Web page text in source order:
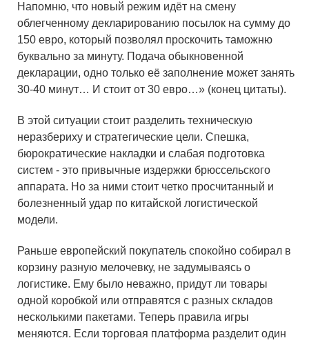
Напомню, что новый режим идёт на смену
облегченному декларированию посылок на сумму до
150 евро, который позволял проскочить таможню
буквально за минуту. Подача обыкновенной
декларации, одно только её заполнение может занять
30-40 минут… И стоит от 30 евро…» (конец цитаты).
В этой ситуации стоит разделить техническую
неразбериху и стратегические цели. Спешка,
бюрократические накладки и слабая подготовка
систем - это привычные издержки брюссельского
аппарата. Но за ними стоит четко просчитанный и
болезненный удар по китайской логистической
модели.
Раньше европейский покупатель спокойно собирал в
корзину разную мелочевку, не задумываясь о
логистике. Ему было неважно, придут ли товары
одной коробкой или отправятся с разных складов
несколькими пакетами. Теперь правила игры
меняются. Если торговая платформа разделит один